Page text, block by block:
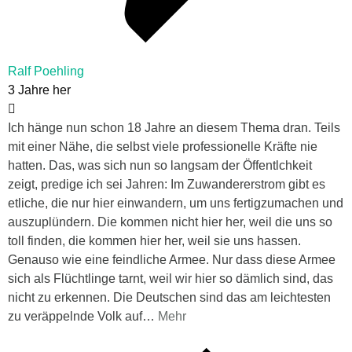
Ralf Poehling
3 Jahre her
Ich hänge nun schon 18 Jahre an diesem Thema dran. Teils
mit einer Nähe, die selbst viele professionelle Kräfte nie
hatten. Das, was sich nun so langsam der Öffentlchkeit
zeigt, predige ich sei Jahren: Im Zuwandererstrom gibt es
etliche, die nur hier einwandern, um uns fertigzumachen und
auszuplündern. Die kommen nicht hier her, weil die uns so
toll finden, die kommen hier her, weil sie uns hassen.
Genauso wie eine feindliche Armee. Nur dass diese Armee
sich als Flüchtlinge tarnt, weil wir hier so dämlich sind, das
nicht zu erkennen. Die Deutschen sind das am leichtesten
zu veräppelnde Volk auf… Mehr